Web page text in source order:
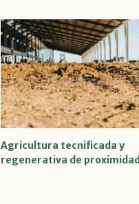
Agricultura tecnificada y
regenerativa de proximidad